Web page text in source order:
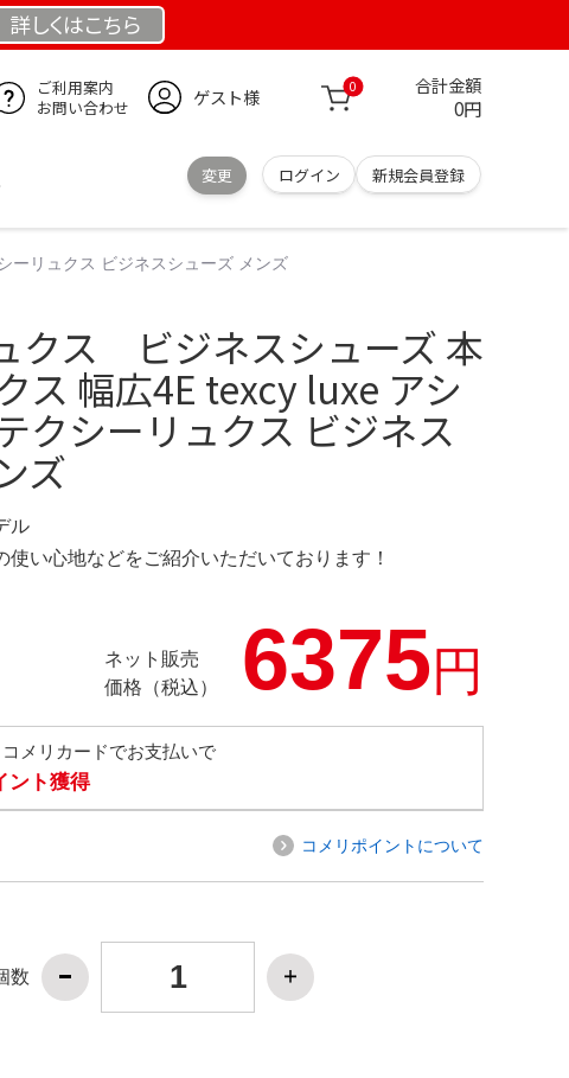
詳しくはこちら
ご利用案内
お問い合わせ
ゲスト様 0 合計金額
0円
変更 ログイン 新規会員登録
ーリュクス ビジネスシューズ メンズ
クス ビジネスシューズ 本
ス 幅広4E texcy luxe アシ
クシーリュクス ビジネス
ズ
ル
使い心地などをご紹介いただいております！
ネット販売
価格（税込）
6375円
メリカードでお支払いで
ント獲得
コメリポイントについて
数